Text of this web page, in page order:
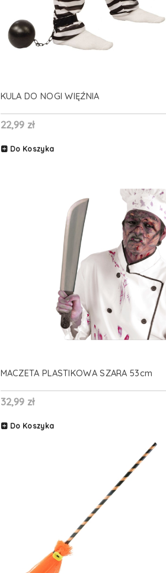
KULA DO NOGI WIĘŹNIA
22,99 zł
Do Koszyka
MACZETA PLASTIKOWA SZARA 53cm
32,99 zł
Do Koszyka